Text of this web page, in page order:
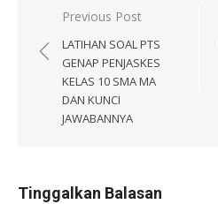
Navigasi
pos
Previous Post
LATIHAN SOAL PTS
GENAP PENJASKES
KELAS 10 SMA MA
DAN KUNCI
JAWABANNYA
Tinggalkan Balasan